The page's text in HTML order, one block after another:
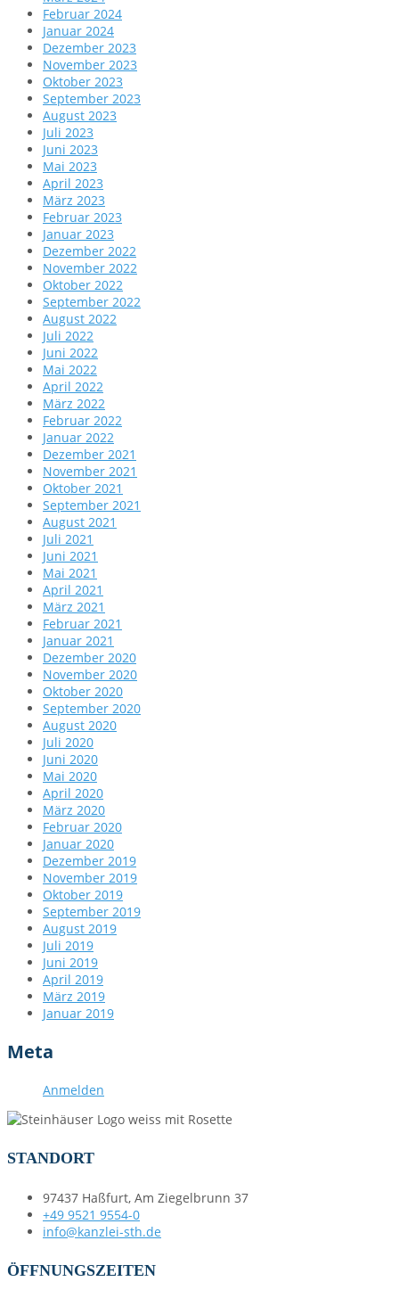
Februar 2024
Januar 2024
Dezember 2023
November 2023
Oktober 2023
September 2023
August 2023
Juli 2023
Juni 2023
Mai 2023
April 2023
März 2023
Februar 2023
Januar 2023
Dezember 2022
November 2022
Oktober 2022
September 2022
August 2022
Juli 2022
Juni 2022
Mai 2022
April 2022
März 2022
Februar 2022
Januar 2022
Dezember 2021
November 2021
Oktober 2021
September 2021
August 2021
Juli 2021
Juni 2021
Mai 2021
April 2021
März 2021
Februar 2021
Januar 2021
Dezember 2020
November 2020
Oktober 2020
September 2020
August 2020
Juli 2020
Juni 2020
Mai 2020
April 2020
März 2020
Februar 2020
Januar 2020
Dezember 2019
November 2019
Oktober 2019
September 2019
August 2019
Juli 2019
Juni 2019
April 2019
März 2019
Januar 2019
Meta
Anmelden
STANDORT
97437 Haßfurt, Am Ziegelbrunn 37
+49 9521 9554-0
info@kanzlei-sth.de
ÖFFNUNGSZEITEN